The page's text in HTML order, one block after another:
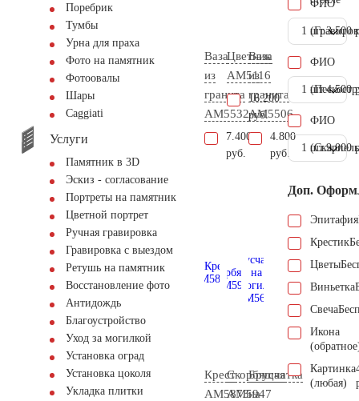
Поребрик
Тумбы
Урна для праха
Фото на памятник
Фотоовалы
Шары
Сaggiati
Услуги
Памятник в 3D
Эскиз - согласование
Портреты на памятник
Цветной портрет
Ручная гравировка
Гравировка с выездом
Ретушь на памятник
Восстановление фото
Антидождь
Благоустройство
Уход за могилкой
Установка оград
Установка цоколя
Укладка плитки
Ваза
из
гранита
AM5532
7.400
руб.
Цветник
AM5116
16.200
руб.
Ваза
из
гранита
AM5506
4.800
руб.
Крест
AM5873
Скорбящая
AM5947
Брусчатка
на
ФИО
1 шт.3.500
ФИО
1 шт.4.500
ФИО
1 шт.9.000
Доп.
Эпитафия
Крестик
Цветы
Виньетка
Свеча
Икона
Картинка
(любая)